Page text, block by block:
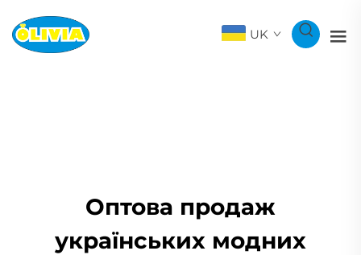
UK
Оптова продаж
українських модних